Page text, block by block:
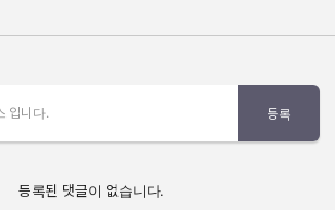
입니다. 등록
등록된 댓글이 없습니다.